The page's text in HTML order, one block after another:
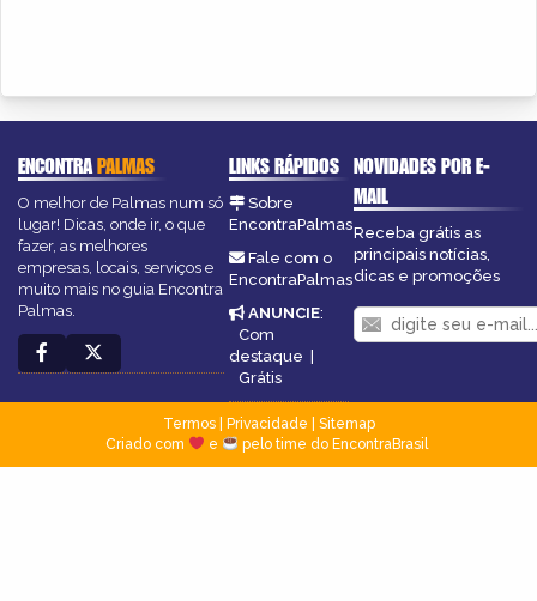
ENCONTRAPALMAS
O melhor de Palmas num só
lugar! Dicas, onde ir, o que
fazer, as melhores
empresas, locais, serviços e
muito mais no guia Encontra
Palmas.
LINKS RÁPIDOS
Sobre
EncontraPalmas
Fale com o
EncontraPalmas
ANUNCIE:
Com
destaque
Grátis
NOVIDADES POR E-
MAIL
Receba grátis as
principais notícias,
dicas e promoções
Termos| Privacidade
Sitemap
Criado com
e pelo time do EncontraBrasil